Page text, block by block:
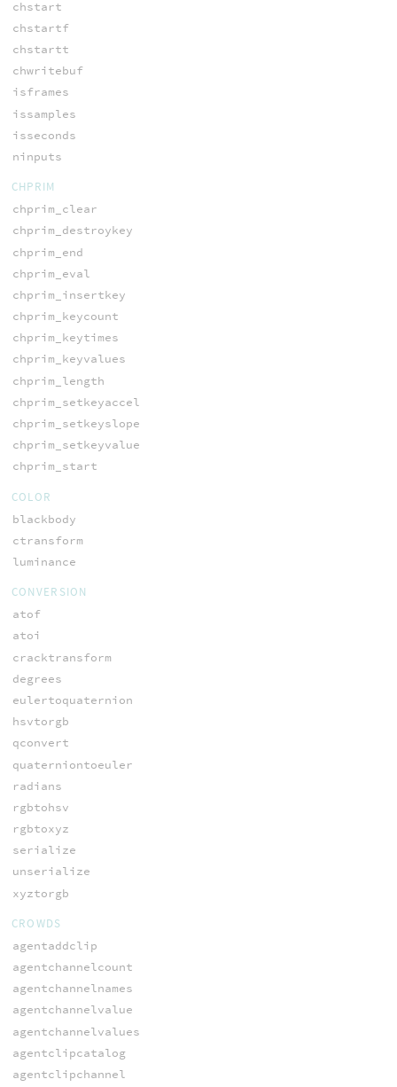
chstart
chstartf
chstartt
chwritebuf
isframes
issamples
isseconds
ninputs
CHPRIM
chprim_clear
chprim_destroykey
chprim_end
chprim_eval
chprim_insertkey
chprim_keycount
chprim_keytimes
chprim_keyvalues
chprim_length
chprim_setkeyaccel
chprim_setkeyslope
chprim_setkeyvalue
chprim_start
COLOR
blackbody
ctransform
luminance
CONVERSION
atof
atoi
cracktransform
degrees
eulertoquaternion
hsvtorgb
qconvert
quaterniontoeuler
radians
rgbtohsv
rgbtoxyz
serialize
unserialize
xyztorgb
CROWDS
agentaddclip
agentchannelcount
agentchannelnames
agentchannelvalue
agentchannelvalues
agentclipcatalog
agentclipchannel